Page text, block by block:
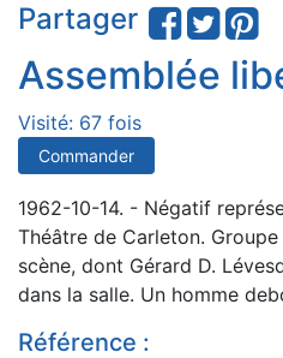
Partager
Assemblée
Visité: 67 fois
Commander
1962-10-14. - Négatif
Théâtre de Carleton. Groupe
scène, dont Gérard D.
dans la salle. Un homme
Référence :